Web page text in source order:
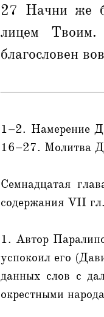
27 Начни же
лицем
благословен
1–2. Намерение
16–27. Молитва
Семнадцатая
содержания VII
1. Автор
успокоил его
данных слов с
окрестными